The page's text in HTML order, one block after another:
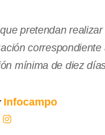
pretendan
mínima de diez
Infocampo